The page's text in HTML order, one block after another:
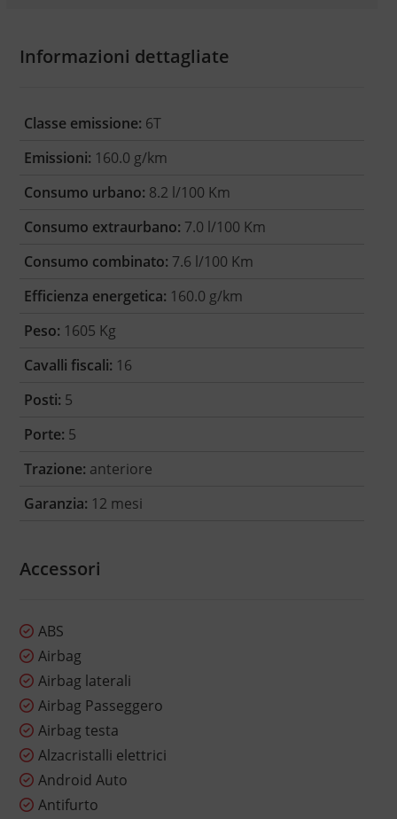
Informazioni dettagliate
Classe emissione: 6T
Emissioni: 160.0 g/km
Consumo urbano: 8.2 l/100 Km
Consumo extraurbano: 7.0 l/100 Km
Consumo combinato: 7.6 l/100 Km
Efficienza energetica: 160.0 g/km
Peso: 1605 Kg
Cavalli fiscali: 16
Posti: 5
Porte: 5
Trazione: anteriore
Garanzia: 12 mesi
Accessori
ABS
Airbag
Airbag laterali
Airbag Passeggero
Airbag testa
Alzacristalli elettrici
Android Auto
Antifurto